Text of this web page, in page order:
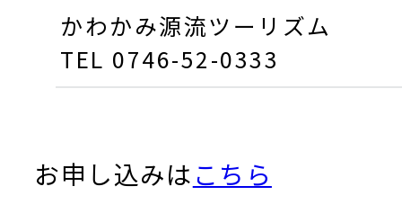
かわかみ源流ツーリズム
TEL 0746-52-0333
お申し込みはこちら